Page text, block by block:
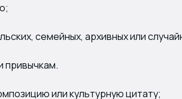
семейных, архивных или
привычкам.
или культурную цитату;